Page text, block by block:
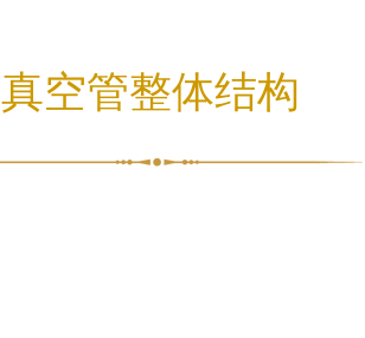
真空管整体结构